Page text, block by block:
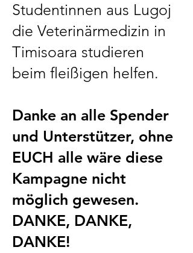
Studentinnen aus Lugoj
die Veterinärmedizin in
Timisoara studieren
beim fleißigen helfen.
Danke an alle Spender
und Unterstützer, ohne
EUCH alle wäre diese
Kampagne nicht
möglich gewesen.
DANKE, DANKE,
DANKE!